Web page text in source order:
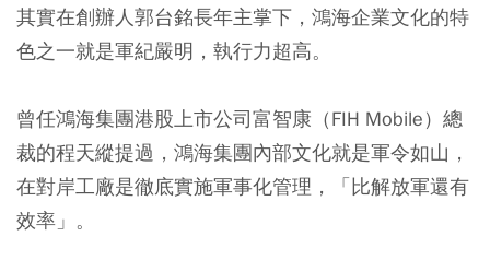
其實在創辦人郭台銘長年主掌下，鴻海企業文化的特
色之一就是軍紀嚴明，執行力超高。
曾任鴻海集團港股上市公司富智康（FIH Mobile）總
裁的程天縱提過，鴻海集團內部文化就是軍令如山，
在對岸工廠是徹底實施軍事化管理，「比解放軍還有
效率」。